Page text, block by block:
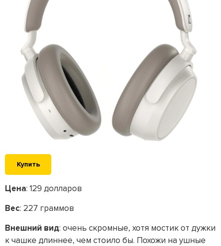
Купить
Цена: 129 долларов
Вес: 227 граммов
Внешний вид: очень скромные, хотя мостик от дужки
к чашке длиннее, чем стоило бы. Похожи на ушные